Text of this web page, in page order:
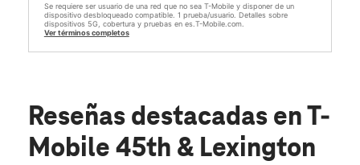
Se requiere ser usuario de una red que no sea T-Mobile y disponer de un
dispositivo desbloqueado compatible. 1 prueba/usuario. Detalles sobre
dispositivos 5G, cobertura y pruebas en es.T-Mobile.com.
Ver términos completos
Reseñas destacadas en T-
Mobile 45th & Lexington